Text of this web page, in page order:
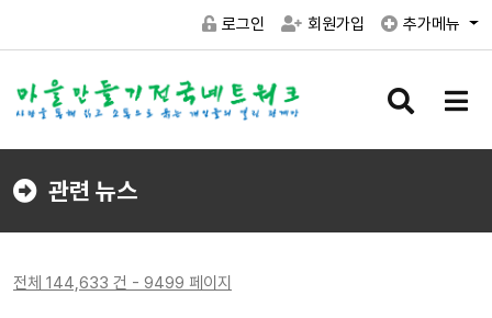
로그인 회원가입 추가메뉴
검
버
메
버
관련 뉴스
전체 144,633 건 - 9499 페이지